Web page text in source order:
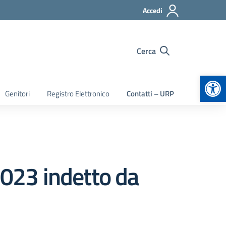
Accedi
Cerca
Genitori Registro Elettronico Contatti – URP
indetto da